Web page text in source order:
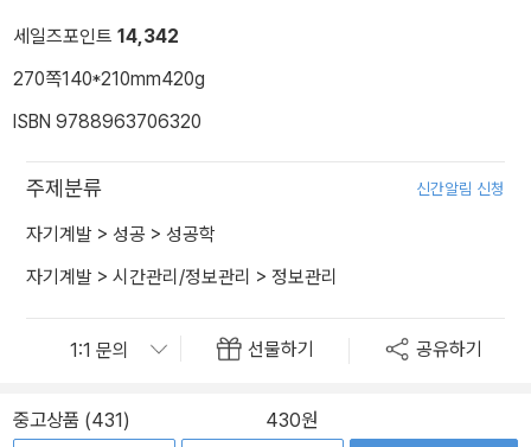
세일즈포인트 14,342
270쪽140*210mm420g
ISBN 9788963706320
주제분류 신간알림 신청
자기계발 > 성공 > 성공학
자기계발 > 시간관리/정보관리 > 정보관리
선물하기 공유하기
중고상품 (431) 430원